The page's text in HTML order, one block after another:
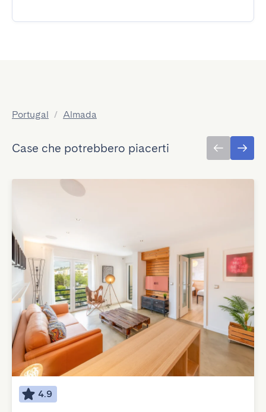
Portugal / Almada
Case che potrebbero piacerti
4.9